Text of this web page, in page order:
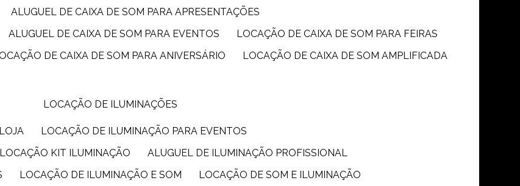
ALUGUEL DE CAIXA DE SOM PARA APRESENTAÇÕES
ALUGUEL DE CAIXA DE SOM PARA EVENTOS
LOCAÇÃO DE CAIXA DE SOM PARA FEIRAS
DE CAIXA DE SOM PARA ANIVERSÁRIO
LOCAÇÃO DE CAIXA DE SOM AMPLIFICADA
LOCAÇÃO DE ILUMINAÇÕES
LOCAÇÃO DE ILUMINAÇÃO PARA EVENTOS
LOCAÇÃO KIT ILUMINAÇÃO
ALUGUEL DE ILUMINAÇÃO PROFISSIONAL
LOCAÇÃO DE ILUMINAÇÃO E SOM
LOCAÇÃO DE SOM E ILUMINAÇÃO